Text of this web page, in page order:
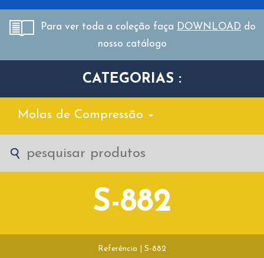
Para ver toda a coleção faça DOWNLOAD do
nosso catálogo
CATEGORIAS :
Molas de Compressão
S-882
Referência | S-882